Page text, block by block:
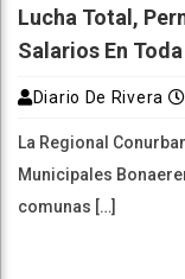
Lucha Total,
Salarios En
Diario De Rivera
La Regional
Municipales
comunas […]